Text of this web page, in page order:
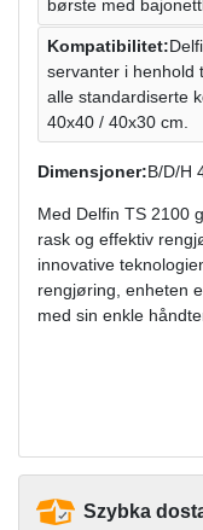
børste med
Kompatibilitet:
servanter i henhold
alle standardiserte
40x40 / 40x30 cm.
Dimensjoner:B/D/H
Med Delfin TS 2100
rask og effektiv
innovative
rengjøring, enheten
med sin enkle
Szybka